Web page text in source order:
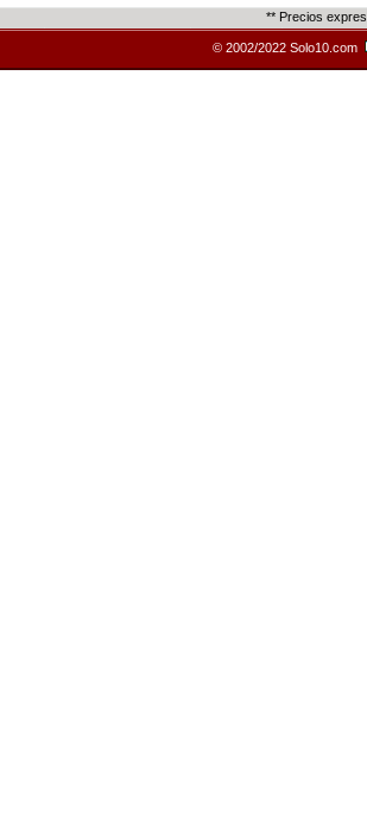
** Precios
© 2002/2022 Solo10.com